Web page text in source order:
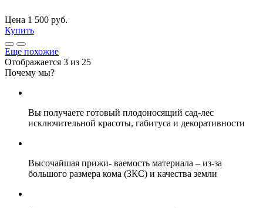
Цена 1 500 руб.
Купить
Еще похожие
Отображается 3 из 25
Почему мы?
Вы получаете готовый плодоносящий сад-лес
исключительной красоты, габитуса и декоративности
Высочайшая прижи- ваемость материала – из-за
большого размера кома (ЗКС) и качества земли